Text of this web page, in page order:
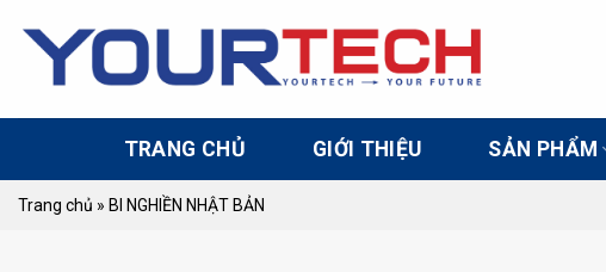
TRANG CHỦ GIỚI THIỆU SẢN PHẨM
Trang chủ » BI NGHIỀN NHẬT BẢN